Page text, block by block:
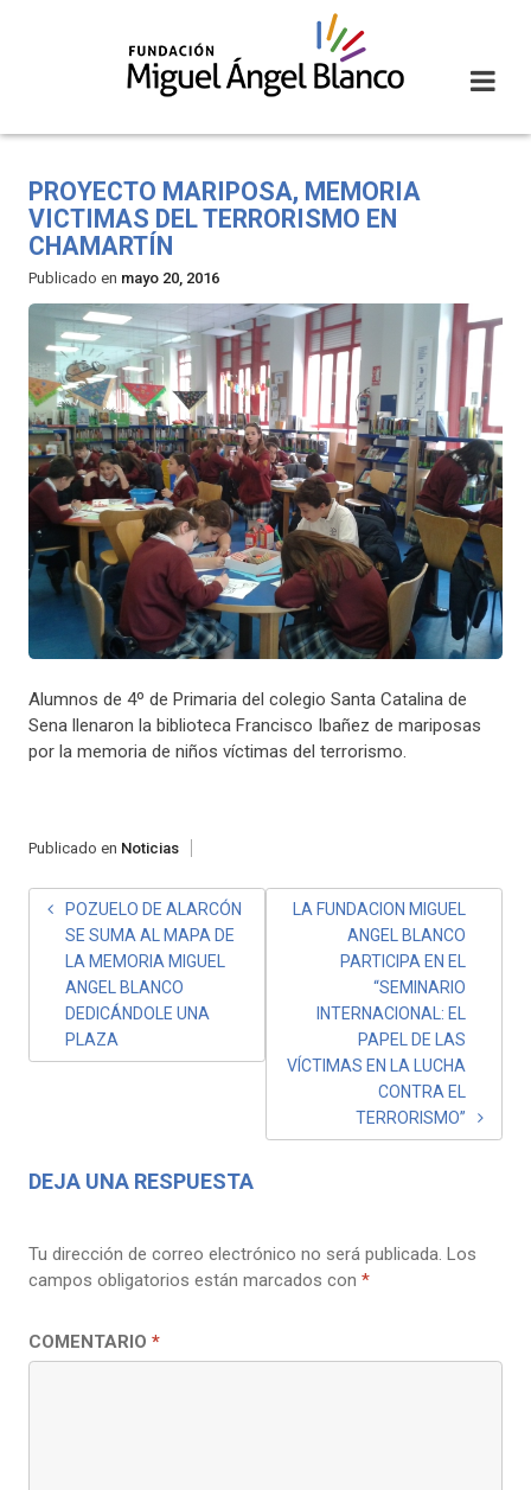
PROYECTO MARIPOSA, MEMORIA
VICTIMAS DEL TERRORISMO EN
CHAMARTÍN
Publicado en mayo 20, 2016
Alumnos de 4º de Primaria del colegio Santa Catalina de
Sena llenaron la biblioteca Francisco Ibañez de mariposas
por la memoria de niños víctimas del terrorismo.
Publicado en Noticias
NAVEGACIÓN
ENTRADAS
POZUELO DE ALARCÓN
SE SUMA AL MAPA DE
LA MEMORIA MIGUEL
ANGEL BLANCO
DEDICÁNDOLE UNA
PLAZA
LA FUNDACION MIGUEL
ANGEL BLANCO
PARTICIPA EN EL
“SEMINARIO
INTERNACIONAL: EL
PAPEL DE LAS
VÍCTIMAS EN LA LUCHA
CONTRA EL
TERRORISMO”
DEJA UNA RESPUESTA
Tu dirección de correo electrónico no será publicada. Los
campos obligatorios están marcados con *
COMENTARIO *